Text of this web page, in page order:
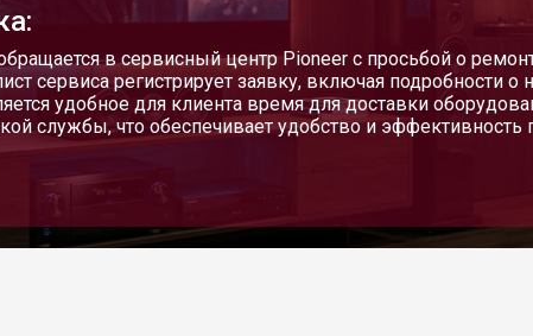
в сервисный центр Pioneer с просьбой о
сервиса регистрирует заявку, включая подробности о
удобное для клиента время для доставки
службы, что обеспечивает удобство и эффективность